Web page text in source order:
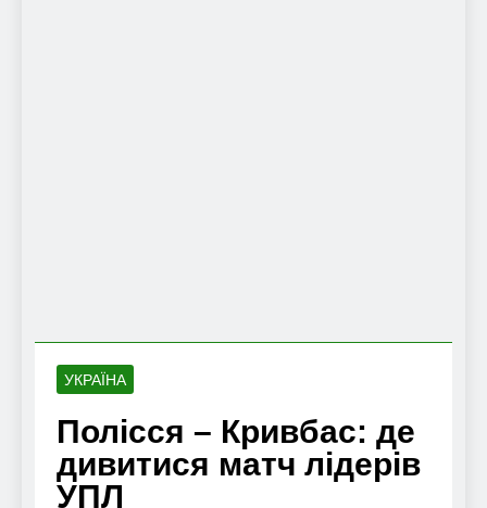
УКРАЇНА
Полісся – Кривбас: де
дивитися матч лідерів
УПЛ